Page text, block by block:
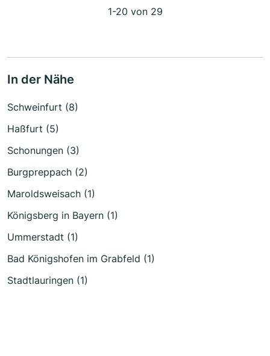
1-20 von 29
In der Nähe
Schweinfurt (8)
Haßfurt (5)
Schonungen (3)
Burgpreppach (2)
Maroldsweisach (1)
Königsberg in Bayern (1)
Ummerstadt (1)
Bad Königshofen im Grabfeld (1)
Stadtlauringen (1)